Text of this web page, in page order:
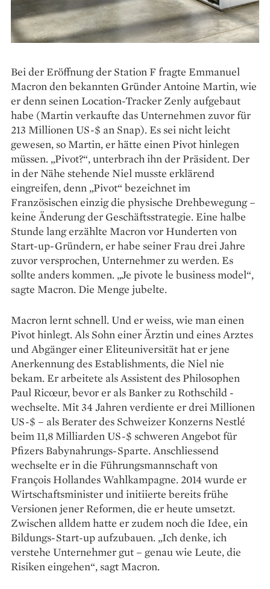
Bei der Eröffnung der ­Station F fragte Emmanuel
Macron den bekannten Gründer Antoine Martin, wie
er denn seinen Location-­Tracker Zenly aufgebaut
habe (Martin verkaufte das Unternehmen zuvor für
213 Millionen US-$ an Snap). Es sei nicht leicht
gewesen, so Martin, er hätte einen Pivot hinlegen
müssen. „Pivot?“, unterbrach ihn der Präsident. Der
in der Nähe stehende Niel musste erklärend
eingreifen, denn „Pivot“ bezeichnet im
Französischen einzig die physische Drehbewegung –
keine Änderung der Geschäftsstrategie. Eine halbe
Stunde lang erzählte Macron vor Hunderten von
Start-up-Gründern, er habe seiner Frau drei Jahre
zuvor versprochen, Unternehmer zu werden. Es
sollte anders kommen. „Je pivote le business model“,
sagte Macron. Die Menge jubelte.
Macron lernt schnell. Und er weiss, wie man einen
Pivot hinlegt. Als Sohn einer Ärztin und eines Arztes
und Abgänger einer Eliteuniversität hat er jene
Anerkennung des Establishments, die Niel nie
bekam. Er arbeitete als Assistent des Philosophen
Paul Ricœur, bevor er als Banker zu Rothschild ­
wechselte. Mit 34 Jahren verdiente er drei Millionen
US-$ – als Berater des Schweizer Konzerns Nestlé
beim 11,8 Milliarden US-$ schweren Angebot für
Pfizers Babynahrungs-Sparte. Anschliessend
wechselte er in die Führungsmannschaft von
François Hollandes Wahlkampagne. 2014 wurde er
Wirtschaftsminister und initiierte bereits frühe
Versionen jener Reformen, die er heute umsetzt.
Zwischen alldem hatte er zudem noch die Idee, ein
Bildungs-Start-up aufzubauen. „Ich denke, ich
verstehe Unternehmer gut – genau wie Leute, die
Risiken ­eingehen“, sagt Macron.